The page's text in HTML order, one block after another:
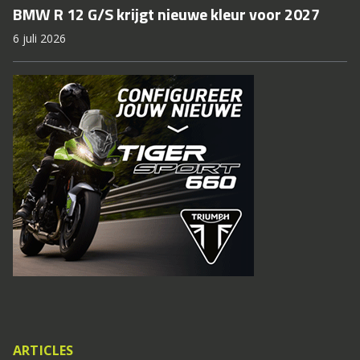
BMW R 12 G/S krijgt nieuwe kleur voor 2027
6 juli 2026
ARTICLES